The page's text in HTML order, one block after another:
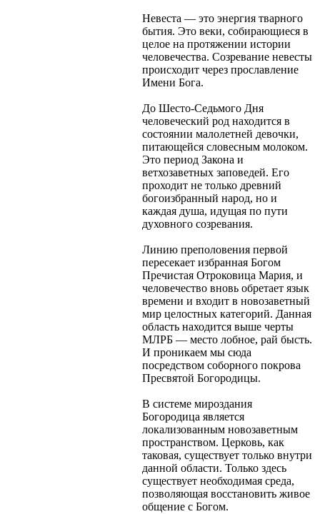
Невеста — это энергия тварного
бытия. Это веки, собирающиеся в
целое на протяжении истории
человечества. Созревание невесты
происходит через прославление
Имени Бога.
До Шесто-Седьмого Дня
человеческий род находится в
состоянии малолетней девочки,
питающейся словесным молоком.
Это период Закона и
ветхозаветных заповедей. Его
проходит не только древний
богоизбранный народ, но и
каждая душа, идущая по пути
духовного созревания.
Линию преполовения первой
пересекает избранная Богом
Пречистая Отроковица Мария, и
человечество вновь обретает язык
времени и входит в новозаветный
мир целостных категорий. Данная
область находится выше черты
МЛРБ — место лобное, рай бысть.
И проникаем мы сюда
посредством соборного покрова
Пресвятой Богородицы.
В системе мироздания
Богородица является
локализованным новозаветным
пространством. Церковь, как
таковая, существует только внутри
данной области. Только здесь
существует необходимая среда,
позволяющая восстановить живое
общение с Богом.